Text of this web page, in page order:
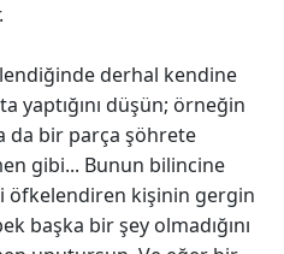
derhal kendine
yaptığını düşün; örneğin
da bir parça şöhrete
gibi... Bunun bilincine
öfkelendiren kişinin gergin
başka bir şey olmadığını